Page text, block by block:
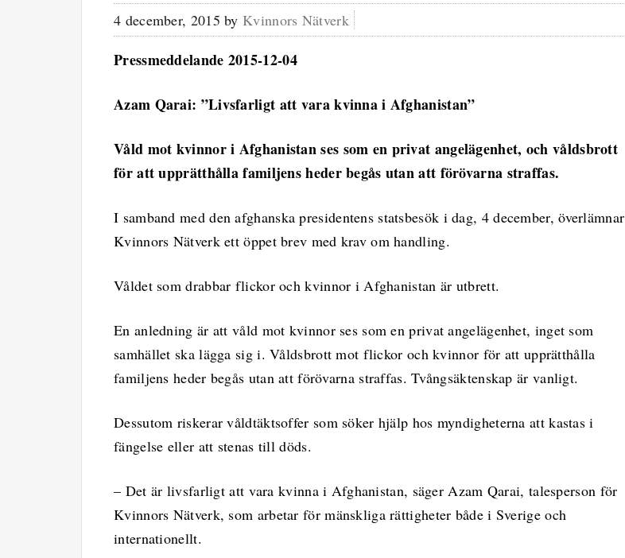
4 december, 2015 by Kvinnors Nätverk
Pressmeddelande 2015-12-04
Azam Qarai: ”Livsfarligt att vara kvinna i Afghanistan”
Våld mot kvinnor i Afghanistan ses som en privat angelägenhet, och våldsbrott
för att upprätthålla familjens heder begås utan att förövarna straffas.
I samband med den afghanska presidentens statsbesök i dag, 4 december, överlämnar
Kvinnors Nätverk ett öppet brev med krav om handling.
Våldet som drabbar flickor och kvinnor i Afghanistan är utbrett.
En anledning är att våld mot kvinnor ses som en privat angelägenhet, inget som
samhället ska lägga sig i. Våldsbrott mot flickor och kvinnor för att upprätthålla
familjens heder begås utan att förövarna straffas. Tvångsäktenskap är vanligt.
Dessutom riskerar våldtäktsoffer som söker hjälp hos myndigheterna att kastas i
fängelse eller att stenas till döds.
– Det är livsfarligt att vara kvinna i Afghanistan, säger Azam Qarai, talesperson för
Kvinnors Nätverk, som arbetar för mänskliga rättigheter både i Sverige och
internationellt.